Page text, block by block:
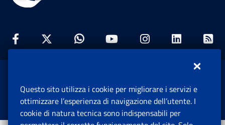
Facebook: Apre una nuova finestra
Twitter: Apre una nuova finestra
Whatsapp: Apre una nuova
Youtube: Apre una
Instagram:
Istituto Nazionale Previdenza Sociale.
Tutti i diritti riservati.
Questo sito utilizza i cookie per migliorare i servizi e
ottimizzare l’esperienza di navigazione dell’utente. I
cookie di natura tecnica sono indispensabili per